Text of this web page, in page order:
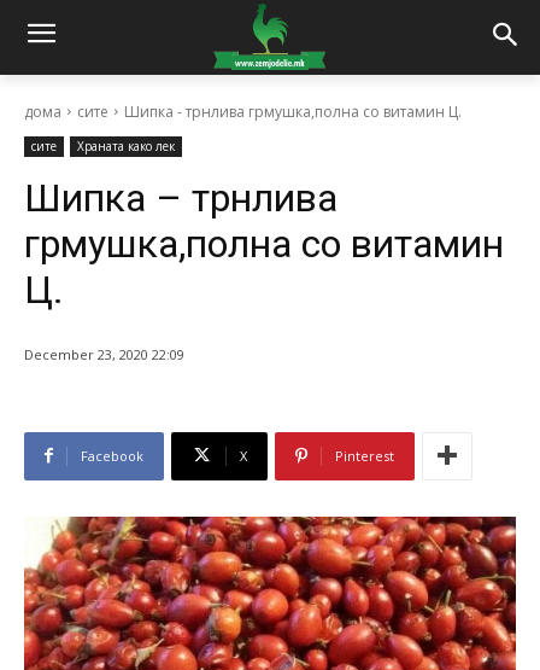
дома сите Шипка - трнлива грмушка,полна со витамин Ц.
сите Храната како лек
Шипка – трнлива
грмушка,полна со витамин
Ц.
December 23, 2020 22:09
Facebook X Pinterest